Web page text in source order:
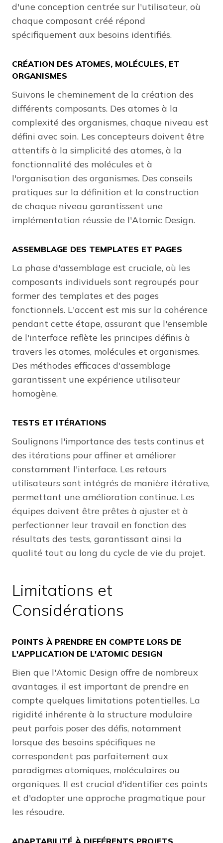
d'une conception centrée sur l'utilisateur, où
chaque composant créé répond
spécifiquement aux besoins identifiés.
CRÉATION DES ATOMES, MOLÉCULES, ET
ORGANISMES
Suivons le cheminement de la création des
différents composants. Des atomes à la
complexité des organismes, chaque niveau est
défini avec soin. Les concepteurs doivent être
attentifs à la simplicité des atomes, à la
fonctionnalité des molécules et à
l'organisation des organismes. Des conseils
pratiques sur la définition et la construction
de chaque niveau garantissent une
implémentation réussie de l'Atomic Design.
ASSEMBLAGE DES TEMPLATES ET PAGES
La phase d'assemblage est cruciale, où les
composants individuels sont regroupés pour
former des templates et des pages
fonctionnels. L'accent est mis sur la cohérence
pendant cette étape, assurant que l'ensemble
de l'interface reflète les principes définis à
travers les atomes, molécules et organismes.
Des méthodes efficaces d'assemblage
garantissent une expérience utilisateur
homogène.
TESTS ET ITÉRATIONS
Soulignons l'importance des tests continus et
des itérations pour affiner et améliorer
constamment l'interface. Les retours
utilisateurs sont intégrés de manière itérative,
permettant une amélioration continue. Les
équipes doivent être prêtes à ajuster et à
perfectionner leur travail en fonction des
résultats des tests, garantissant ainsi la
qualité tout au long du cycle de vie du projet.
Limitations et
Considérations
POINTS À PRENDRE EN COMPTE LORS DE
L'APPLICATION DE L'ATOMIC DESIGN
Bien que l'Atomic Design offre de nombreux
avantages, il est important de prendre en
compte quelques limitations potentielles. La
rigidité inhérente à la structure modulaire
peut parfois poser des défis, notamment
lorsque des besoins spécifiques ne
correspondent pas parfaitement aux
paradigmes atomiques, moléculaires ou
organiques. Il est crucial d'identifier ces points
et d'adopter une approche pragmatique pour
les résoudre.
ADAPTABILITÉ À DIFFÉRENTS PROJETS